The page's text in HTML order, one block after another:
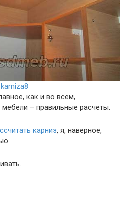
как и во всем,
– правильные расчеты.
карниз, я, наверное,